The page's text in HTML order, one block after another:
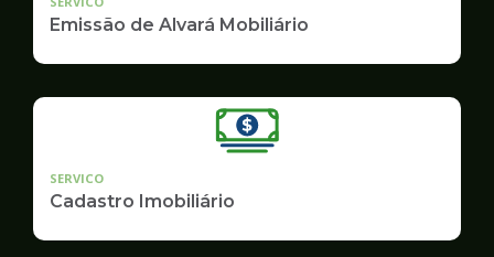
Emissão de Alvará Mobiliário
SERVICO
Cadastro Imobiliário